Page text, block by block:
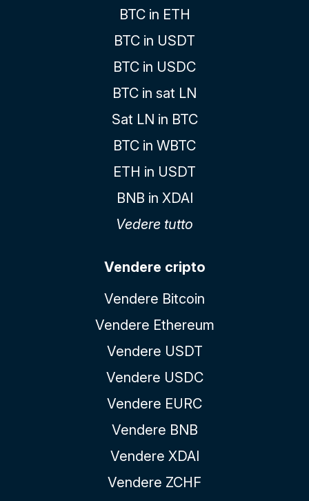
BTC in ETH
BTC in USDT
BTC in USDC
BTC in sat LN
Sat LN in BTC
BTC in WBTC
ETH in USDT
BNB in XDAI
Vedere tutto
Vendere cripto
Vendere Bitcoin
Vendere Ethereum
Vendere USDT
Vendere USDC
Vendere EURC
Vendere BNB
Vendere XDAI
Vendere ZCHF